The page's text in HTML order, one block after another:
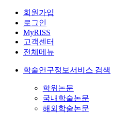
회원가입
로그인
MyRISS
고객센터
전체메뉴
학술연구정보서비스 검색
학위논문
국내학술논문
해외학술논문